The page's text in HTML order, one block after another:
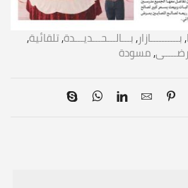
,بــــــــــازار,بـــالـــحـــديـــدة,تلقائية,
,مسودة